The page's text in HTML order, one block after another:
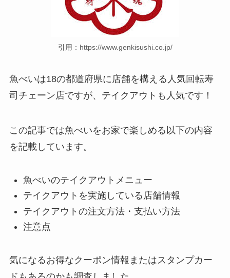
引用：https://www.genkisushi.co.jp/
魚べいは18の都道府県に店舗を構える人気回転寿
司チェーン店ですが、テイクアウトも人気です！
この記事では魚べいをお家で楽しめる以下の内容
を記載しています。
魚べいのテイクアウトメニュー
テイクアウトを実施している店舗情報
テイクアウトの注文方法・支払い方法
注意点
気になるお得なクーポン情報またはスタンプカー